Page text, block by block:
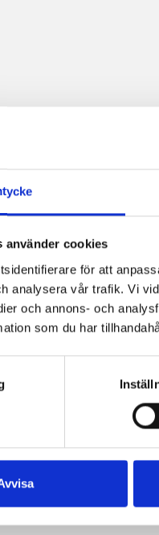
använder cookies
för att
analysera vår trafik. Vi
och annons- och
som du har
Mellanmjölk
1,5% laktosfri